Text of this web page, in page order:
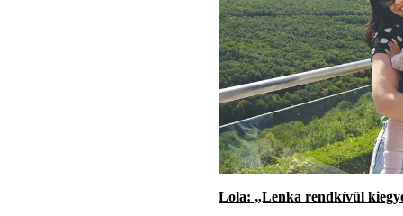
Lola: „Lenka rendkívül